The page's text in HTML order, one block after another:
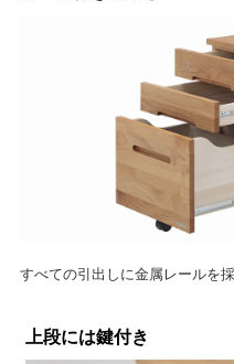
すべての引出しに金属レールを
上段には鍵付き